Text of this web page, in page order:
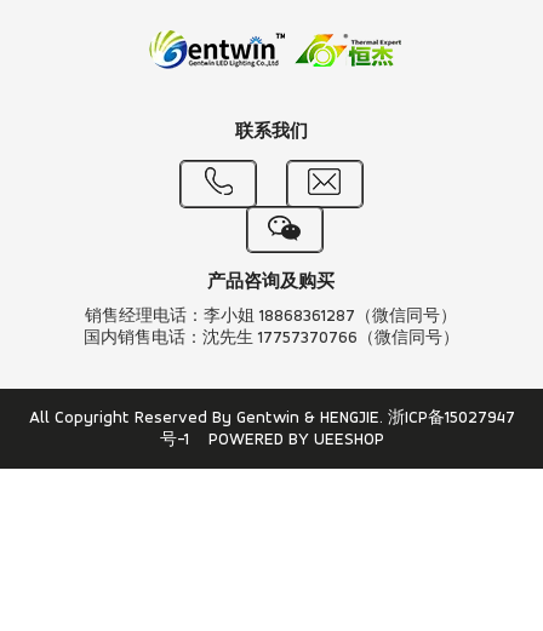
联系我们
产品咨询及购买
销售经理电话：李小姐 18868361287（微信同号）
国内销售电话：沈先生 17757370766（微信同号）
All Copyright Reserved By Gentwin & HENGJIE. 浙ICP备15027947
号-1
POWERED BY UEESHOP